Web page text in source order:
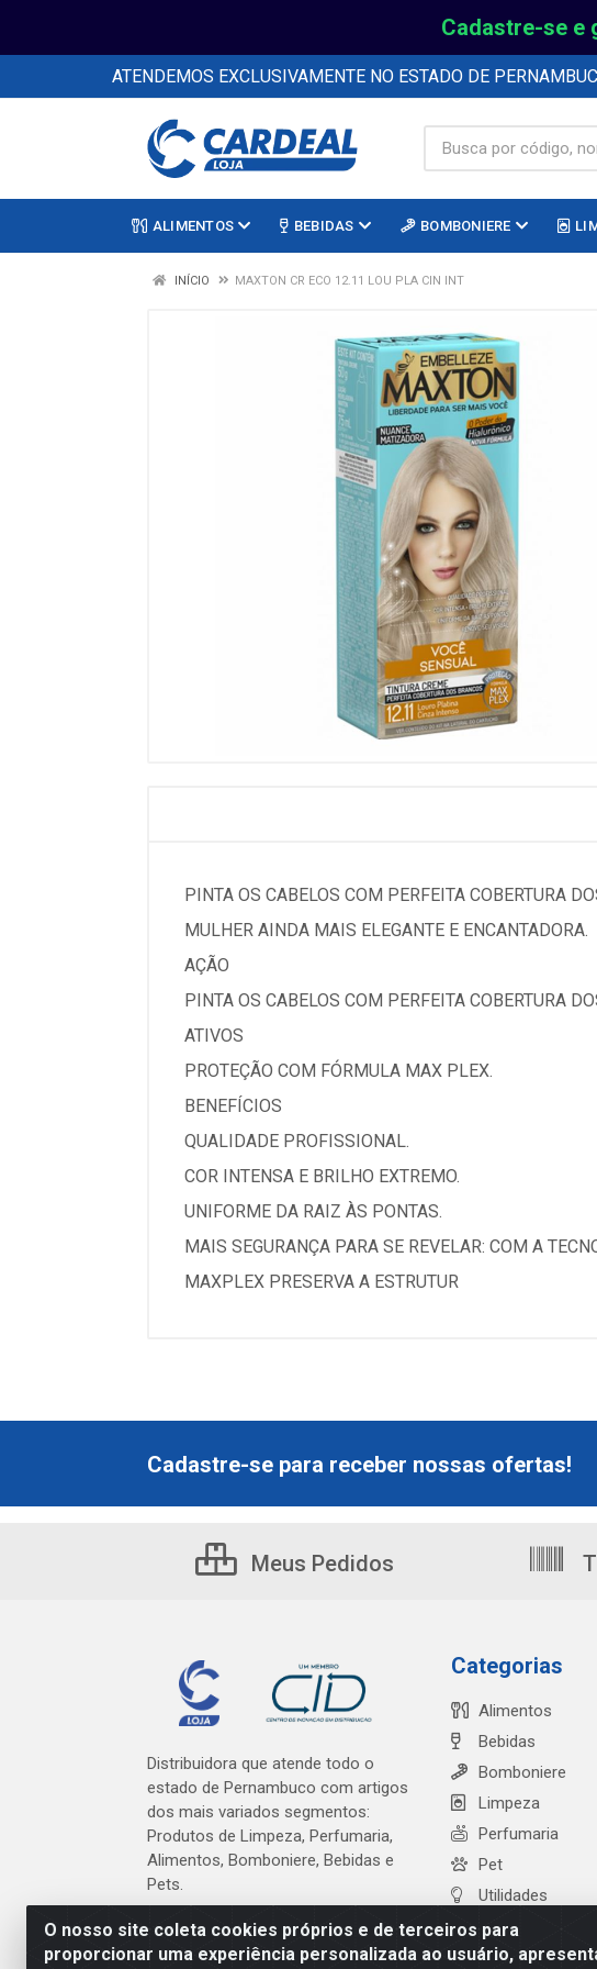
Cadastre-se e
ATENDEMOS EXCLUSIVAMENTE NO ESTADO DE
ALIMENTOS BEBIDAS BOMBONIERE
INÍCIO MAXTON CR ECO 12.11 LOU PLA CIN INT
PINTA OS CABELOS COM PERFEITA COBERTURA
MULHER AINDA MAIS ELEGANTE E ENCANTADORA.
AÇÃO
PINTA OS CABELOS COM PERFEITA COBERTURA
ATIVOS
PROTEÇÃO COM FÓRMULA MAX PLEX.
BENEFÍCIOS
QUALIDADE PROFISSIONAL.
COR INTENSA E BRILHO EXTREMO.
UNIFORME DA RAIZ ÀS PONTAS.
MAIS SEGURANÇA PARA SE REVELAR: COM A
MAXPLEX PRESERVA A ESTRUTUR
O nosso site coleta cookies próprios e de terceiros para
proporcionar uma experiência personalizada ao usuário,
Cadastre-se para receber nossas ofertas!
Meus Pedidos
Distribuidora que atende todo o
estado de Pernambuco com artigos
dos mais variados segmentos:
Produtos de Limpeza, Perfumaria,
Alimentos, Bomboniere, Bebidas e
Pets.
Categorias
Alimentos
Bebidas
Bomboniere
Limpeza
Perfumaria
Pet
Utilidades